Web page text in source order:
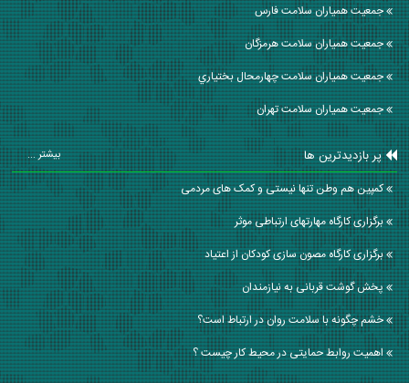
جمعیت همیاران سلامت فارس
جمعیت همیاران سلامت هرمزگان
جمعیت همیاران سلامت چهارمحال بختياري
جمعیت همیاران سلامت تهران
پر بازدیدترین ها بیشتر ...
کمپین هم وطن تنها نیستی و کمک های مردمی
برگزاری کارگاه مهارتهای ارتباطی موثر
برگزاری کارگاه مصون سازی کودکان از اعتیاد
پخش گوشت قربانی به نیازمندان
خشم چگونه با سلامت روان در ارتباط است؟
اهمیت روابط حمایتی در محیط کار چیست ؟